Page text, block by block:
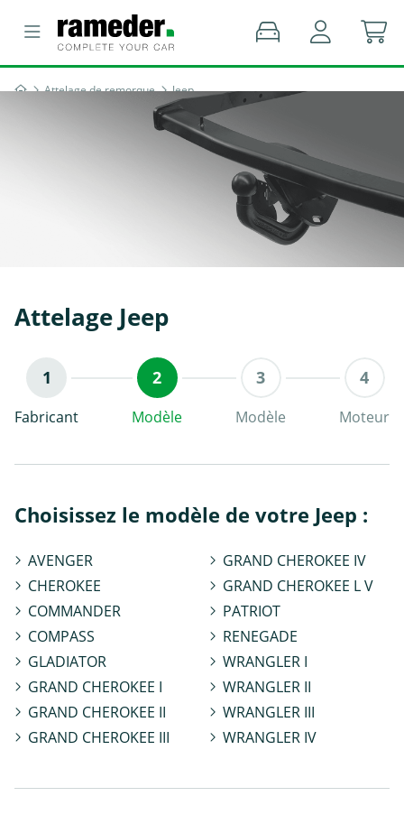
Attelage de remorque Jeep
Attelage Jeep
Fabricant Modèle Modèle Moteur
Choisissez le modèle de votre Jeep :
AVENGER
CHEROKEE
COMMANDER
COMPASS
GLADIATOR
GRAND CHEROKEE I
GRAND CHEROKEE II
GRAND CHEROKEE III
GRAND CHEROKEE IV
GRAND CHEROKEE L V
PATRIOT
RENEGADE
WRANGLER I
WRANGLER II
WRANGLER III
WRANGLER IV